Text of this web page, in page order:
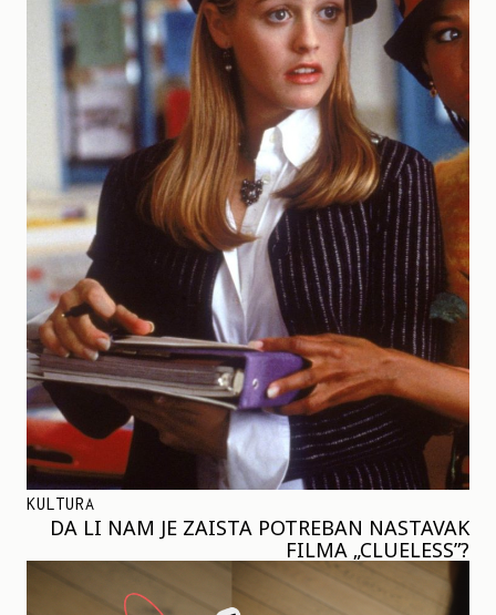
KULTURA
DA LI NAM JE ZAISTA POTREBAN NASTAVAK
FILMA „CLUELESS”?